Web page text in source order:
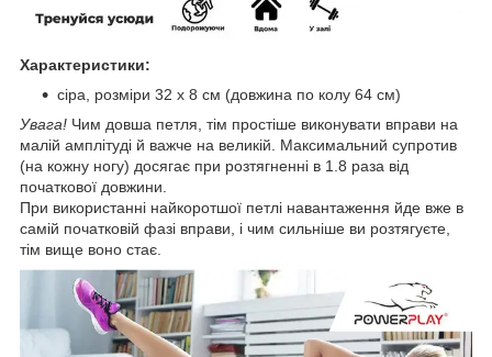
Характеристики:
сіра, розміри 32 х 8 см (довжина по колу 64 см)
Увага! Чим довша петля, тім простіше виконувати вправи на
малій амплітуді й важче на великій. Максимальний супротив
(на кожну ногу) досягає при розтягненні в 1.8 раза від
початкової довжини.
При використанні найкоротшої петлі навантаження йде вже в
самій початковій фазі вправи, і чим сильніше ви розтягуєте,
тім вище воно стає.